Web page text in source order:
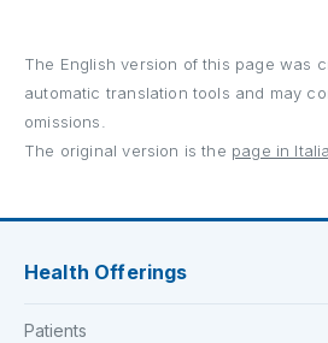
The English version of this page was
automatic translation tools and may
omissions.
The original version is the page in
Health Offerings
Patients